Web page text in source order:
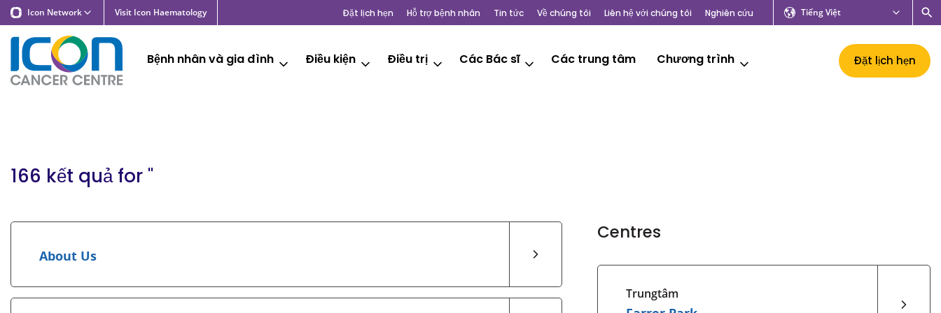
Icon Network Visit Icon Haematology Đặt lịch hẹn Hỗ trợ bệnh nhân Tin tức Về chúng tôi Liên hệ với chúng tôi Nghiên cứu Tiếng Việt
Bệnh nhân và gia đình Điều kiện Điều trị Các Bác sĩ Các trung tâm Chương trình Đặt lịch hẹn
166 kết quả for ''
About Us
Centres
Trungtâm